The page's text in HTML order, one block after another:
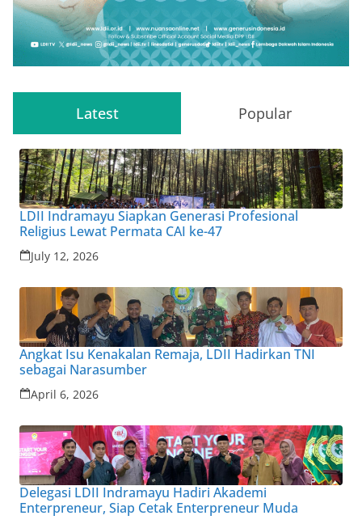
Latest Popular
LDII Indramayu Siapkan Generasi Profesional
Religius Lewat Permata CAI ke-47
July 12, 2026
Angkat Isu Kenakalan Remaja, LDII Hadirkan TNI
sebagai Narasumber
April 6, 2026
Delegasi LDII Indramayu Hadiri Akademi
Enterpreneur, Siap Cetak Enterpreneur Muda